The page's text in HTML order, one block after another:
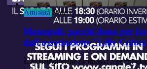
Attualità Video
Monopoli: pacchi dono per
dall'associazione "Lilly
L'iniziativa viene promossa a pochi